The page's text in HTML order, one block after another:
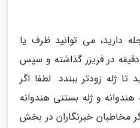
دارید، می توانید ظرف یا
قالب ژله را ابتدا به مدت 10 دقیقه در فریزر گذاشته و سپس
ژله زودتر ببندد. لطفا اگر
و ژله بستنی هندوانه
مخاطبان خبرنگاران در بخش